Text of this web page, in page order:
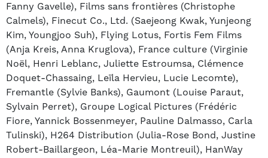
Fanny Gavelle), Films sans frontières (Christophe
Calmels), Finecut Co., Ltd. (Saejeong Kwak, Yunjeong
Kim, Youngjoo Suh), Flying Lotus, Fortis Fem Films
(Anja Kreis, Anna Kruglova), France culture (Virginie
Noël, Henri Leblanc, Juliette Estroumsa, Clémence
Doquet-Chassaing, Leïla Hervieu, Lucie Lecomte),
Fremantle (Sylvie Banks), Gaumont (Louise Paraut,
Sylvain Perret), Groupe Logical Pictures (Frédéric
Fiore, Yannick Bossenmeyer, Pauline Dalmasso, Carla
Tulinski), H264 Distribution (Julia-Rose Bond, Justine
Robert-Baillargeon, Léa-Marie Montreuil), HanWay